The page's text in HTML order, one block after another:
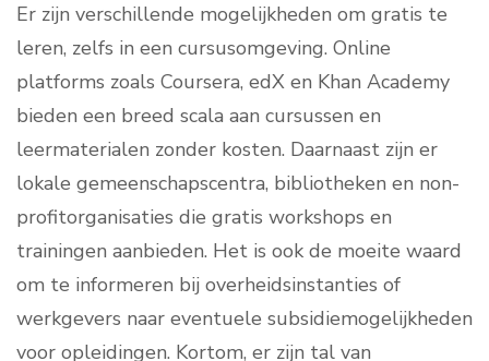
Er zijn verschillende mogelijkheden om gratis te
leren, zelfs in een cursusomgeving. Online
platforms zoals Coursera, edX en Khan Academy
bieden een breed scala aan cursussen en
leermaterialen zonder kosten. Daarnaast zijn er
lokale gemeenschapscentra, bibliotheken en non-
profitorganisaties die gratis workshops en
trainingen aanbieden. Het is ook de moeite waard
om te informeren bij overheidsinstanties of
werkgevers naar eventuele subsidiemogelijkheden
voor opleidingen. Kortom, er zijn tal van